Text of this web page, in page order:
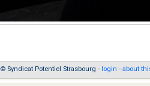
© Syndicat Potentiel Strasbourg - login - about